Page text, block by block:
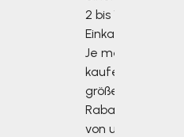
2 bis 10 % des
Einkaufswertes.
Je mehr Sie
kaufen, desto
größer ist der
Rabatt, den Sie
von uns erhalten.